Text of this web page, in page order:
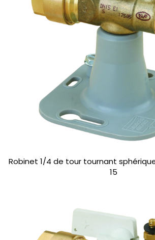
Robinet 1/4 de tour tournant
15